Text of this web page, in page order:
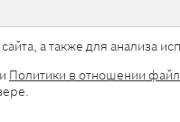
а также для анализа
Политики в отношении